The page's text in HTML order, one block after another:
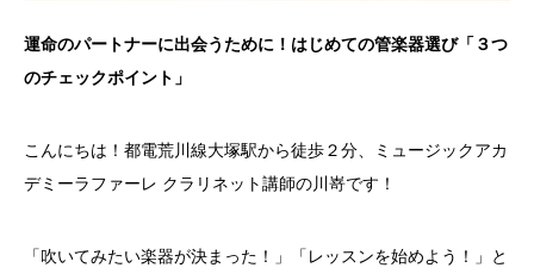
運命のパートナーに出会うために！はじめての管楽器選び「３つ
のチェックポイント」
こんにちは！都電荒川線大塚駅から徒歩２分、ミュージックアカ
デミーラファーレ クラリネット講師の川嵜です！
「吹いてみたい楽器が決まった！」「レッスンを始めよう！」と